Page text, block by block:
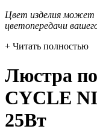
Цвет изделия может
цветопередачи
+ Читать полностью
Люстра
CYCLE
25Вт